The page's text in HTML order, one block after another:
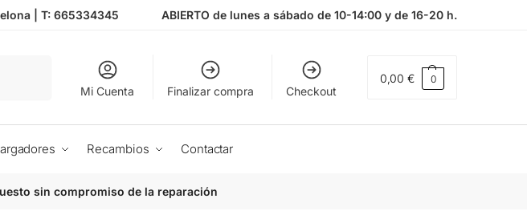
| T: 665334345 ABIERTO de lunes a sábado de 10-14:00 y de 16-20 h.
Mi Cuenta Finalizar compra Checkout
0,00€ 0
Recambios Contactar
sin compromiso de la reparación